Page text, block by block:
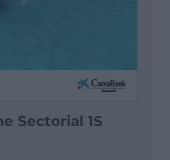
Sectorial 1S